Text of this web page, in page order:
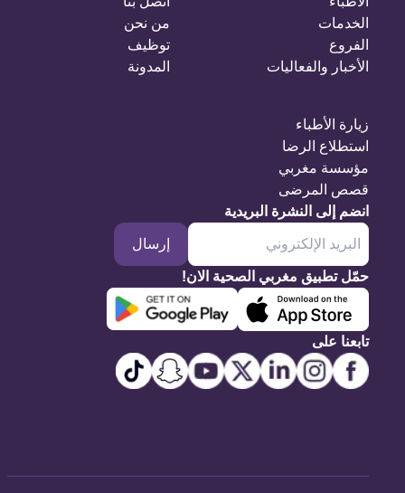
الخدمات
الفروع
الأخبار والفعاليات
من نحن
توظيف
المدونة
زيارة الأطباء
استطلاع الرضا
مؤسسة مغربي
قصص المرضى
انضم إلى النشرة البريدية
إرسال
حمّل تطبيق مغربي الصحية الان!
تابعنا على